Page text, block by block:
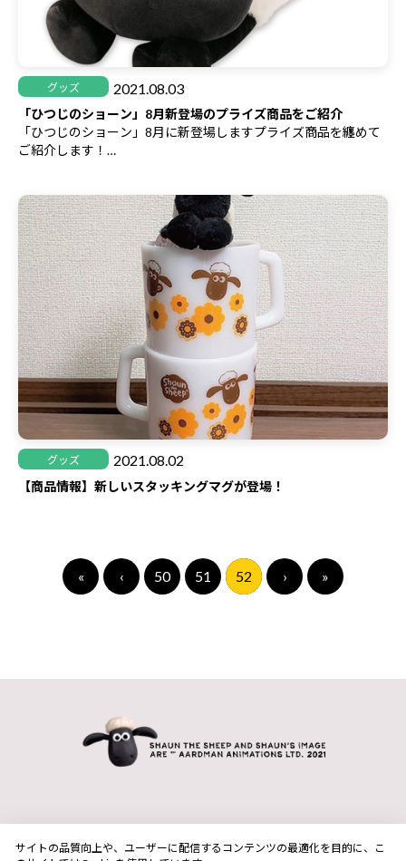
グッズ 2021.08.03
「ひつじのショーン」8月新登場のプライズ商品をご紹介
「ひつじのショーン」8月に新登場しますプライズ商品を纏めて
ご紹介します！
グッズ 2021.08.02
【商品情報】新しいスタッキングマグが登場！
« ‹ 50 51 52 › »
サイトの品質向上や、ユーザーに配信するコンテンツの最適化を目的に、こ